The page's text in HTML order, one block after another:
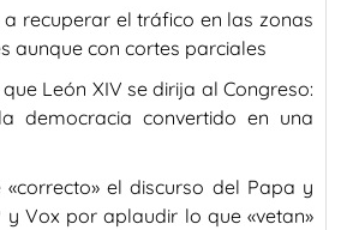
recuperar el tráfico en las zonas
aunque con cortes parciales
León XIV se dirija al Congreso:
democracia convertido en una
el discurso del Papa y
y Vox por aplaudir lo que «vetan»